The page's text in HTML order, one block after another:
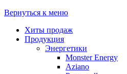
Вернуться к меню
Хиты продаж
Продукция
Энергетики
Monster Energy
Aziano